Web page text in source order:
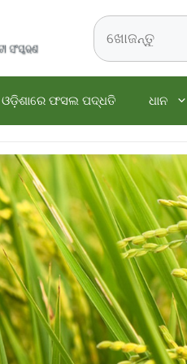
Search
ଓଡ଼ିଶାରେ ଫସଲ ପଦ୍ଧତି ଧାନ